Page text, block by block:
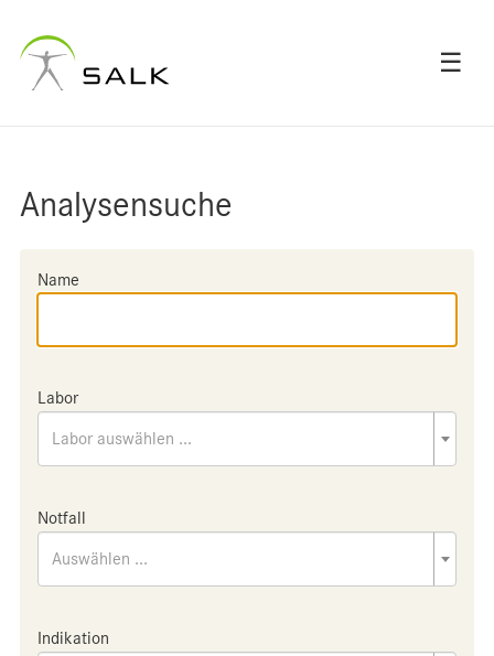
☰
Analysensuche
Name
Labor
Labor auswählen ...
Notfall
Auswählen ...
Indikation